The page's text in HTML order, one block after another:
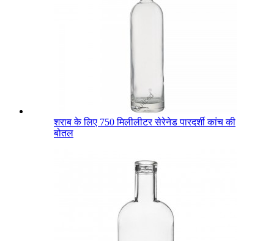
शराब के लिए 750 मिलीलीटर सेरेनेड पारदर्शी कांच की
बोतल